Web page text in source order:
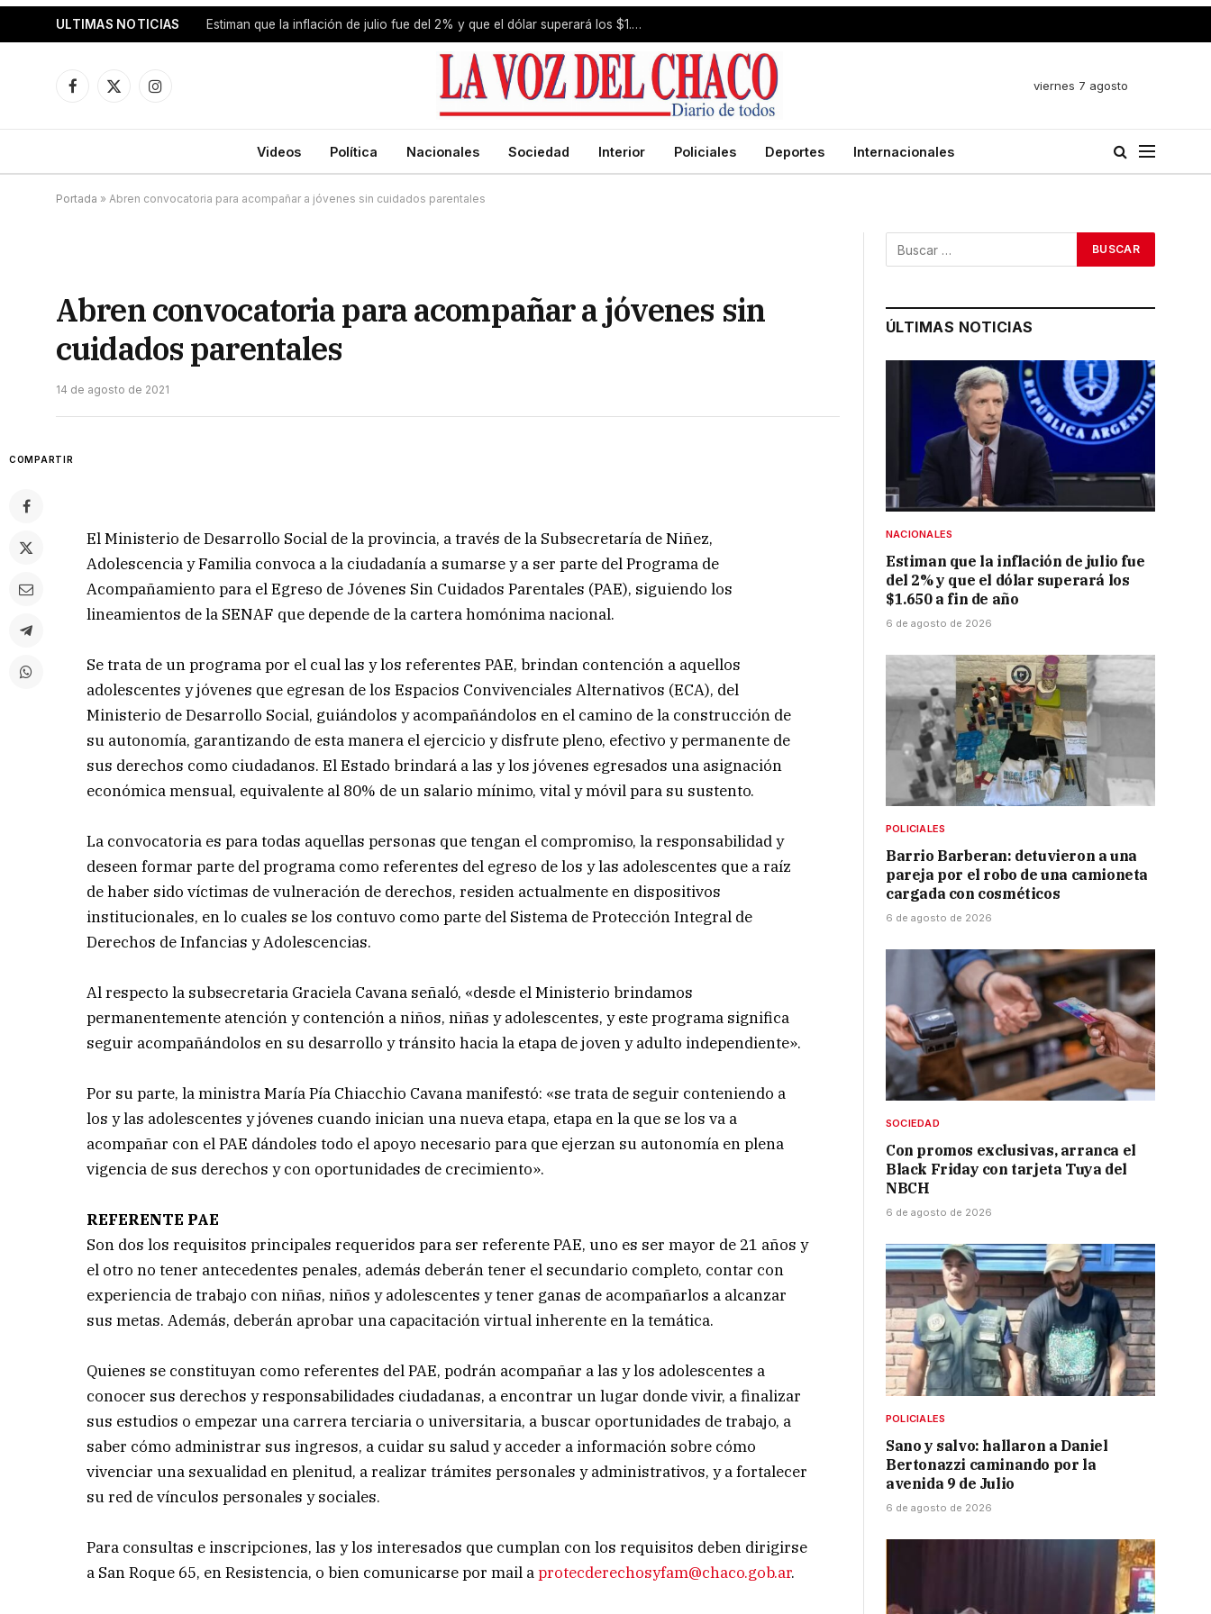
ULTIMAS NOTICIAS Estiman que la inflación de julio fue del 2% y que el dólar superará los $1.650 a fin de año
Facebook
X
Instagram
viernes 7 agosto
Videos Política Nacionales Sociedad Interior Policiales Deportes Internacionales
Portada » Abren convocatoria para acompañar a jóvenes sin cuidados parentales
Abren convocatoria para acompañar a jóvenes sin
cuidados parentales
14 de agosto de 2021
COMPARTIR
El Ministerio de Desarrollo Social de la provincia, a través de la Subsecretaría de Niñez,
Adolescencia y Familia convoca a la ciudadanía a sumarse y a ser parte del Programa de
Acompañamiento para el Egreso de Jóvenes Sin Cuidados Parentales (PAE), siguiendo los
lineamientos de la SENAF que depende de la cartera homónima nacional.
Se trata de un programa por el cual las y los referentes PAE, brindan contención a aquellos
adolescentes y jóvenes que egresan de los Espacios Convivenciales Alternativos (ECA), del
Ministerio de Desarrollo Social, guiándolos y acompañándolos en el camino de la construcción de
su autonomía, garantizando de esta manera el ejercicio y disfrute pleno, efectivo y permanente de
sus derechos como ciudadanos. El Estado brindará a las y los jóvenes egresados una asignación
económica mensual, equivalente al 80% de un salario mínimo, vital y móvil para su sustento.
La convocatoria es para todas aquellas personas que tengan el compromiso, la responsabilidad y
deseen formar parte del programa como referentes del egreso de los y las adolescentes que a raíz
de haber sido víctimas de vulneración de derechos, residen actualmente en dispositivos
institucionales, en lo cuales se los contuvo como parte del Sistema de Protección Integral de
Derechos de Infancias y Adolescencias.
Al respecto la subsecretaria Graciela Cavana señaló, «desde el Ministerio brindamos
permanentemente atención y contención a niños, niñas y adolescentes, y este programa significa
seguir acompañándolos en su desarrollo y tránsito hacia la etapa de joven y adulto independiente».
Por su parte, la ministra María Pía Chiacchio Cavana manifestó: «se trata de seguir conteniendo a
los y las adolescentes y jóvenes cuando inician una nueva etapa, etapa en la que se los va a
acompañar con el PAE dándoles todo el apoyo necesario para que ejerzan su autonomía en plena
vigencia de sus derechos y con oportunidades de crecimiento».
REFERENTE PAE
Son dos los requisitos principales requeridos para ser referente PAE, uno es ser mayor de 21 años y
el otro no tener antecedentes penales, además deberán tener el secundario completo, contar con
experiencia de trabajo con niñas, niños y adolescentes y tener ganas de acompañarlos a alcanzar
sus metas. Además, deberán aprobar una capacitación virtual inherente en la temática.
Quienes se constituyan como referentes del PAE, podrán acompañar a las y los adolescentes a
conocer sus derechos y responsabilidades ciudadanas, a encontrar un lugar donde vivir, a finalizar
sus estudios o empezar una carrera terciaria o universitaria, a buscar oportunidades de trabajo, a
saber cómo administrar sus ingresos, a cuidar su salud y acceder a información sobre cómo
vivenciar una sexualidad en plenitud, a realizar trámites personales y administrativos, y a fortalecer
su red de vínculos personales y sociales.
Para consultas e inscripciones, las y los interesados que cumplan con los requisitos deben dirigirse
a San Roque 65, en Resistencia, o bien comunicarse por mail aprotecderechosyfam@chaco.gob.ar.
ÚLTIMAS NOTICIAS
NACIONALES
Estiman que la inflación de julio fue
del 2% y que el dólar superará los
$1.650 a fin de año
6 de agosto de 2026
POLICIALES
Barrio Barberan: detuvieron a una
pareja por el robo de una camioneta
cargada con cosméticos
6 de agosto de 2026
SOCIEDAD
Con promos exclusivas, arranca el
Black Friday con tarjeta Tuya del
NBCH
6 de agosto de 2026
POLICIALES
Sano y salvo: hallaron a Daniel
Bertonazzi caminando por la
avenida 9 de Julio
6 de agosto de 2026